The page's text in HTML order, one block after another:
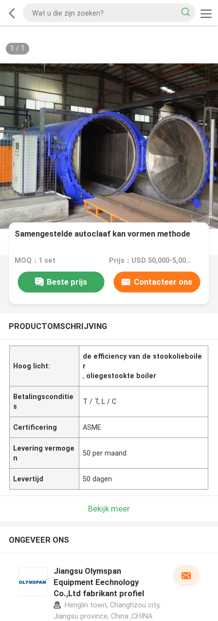
1 / 1
Samengestelde autoclaaf kan vormen methode
MOQ：1 set Prijs：USD 50,000-5,000,000
Beste prijs Contacteer ons
PRODUCTOMSCHRIJVING
Hoog licht:
de efficiency van de stookolieboile
r
, oliegestookte boiler
Betalingsconditie
s
T / T, L / C
Certificering ASME
Levering vermoge
n
50 per maand
Levertijd 50 dagen
Bekijk meer
ONGEVEER ONS
Jiangsu Olymspan
Equipment Eechnology
Co.,Ltd fabrikant profiel
Henglin town, Changhzou city,
Jiangsu province, China ,CHINA